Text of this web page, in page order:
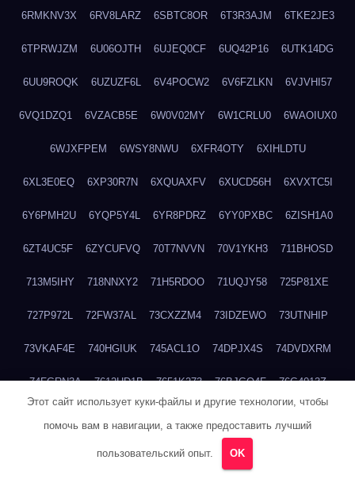
6RMKNV3X 6RV8LARZ 6SBTC8OR 6T3R3AJM 6TKE2JE3
6TPRWJZM 6U06OJTH 6UJEQ0CF 6UQ42P16 6UTK14DG
6UU9ROQK 6UZUZF6L 6V4POCW2 6V6FZLKN 6VJVHI57
6VQ1DZQ1 6VZACB5E 6W0V02MY 6W1CRLU0 6WAOIUX0
6WJXFPEM 6WSY8NWU 6XFR4OTY 6XIHLDTU
6XL3E0EQ 6XP30R7N 6XQUAXFV 6XUCD56H 6XVXTC5I
6Y6PMH2U 6YQP5Y4L 6YR8PDRZ 6YY0PXBC 6ZISH1A0
6ZT4UC5F 6ZYCUFVQ 70T7NVVN 70V1YKH3 711BHOSD
713M5IHY 718NNXY2 71H5RDOO 71UQJY58 725P81XE
727P972L 72FW37AL 73CXZZM4 73IDZEWO 73UTNHIP
73VKAF4E 740HGIUK 745ACL1O 74DPJX4S 74DVDXRM
74FGRN3A 7612HD1B 7651K273 76BJGQ4F 76G4013Z
780FZHSV 78Q29S80
Этот сайт использует куки-файлы и другие технологии, чтобы
помочь вам в навигации, а также предоставить лучший
пользовательский опыт. OK